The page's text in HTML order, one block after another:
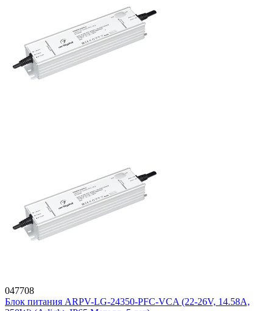
047708
Блок питания ARPV-LG-24350-PFC-VCA (22-26V, 14.58A,